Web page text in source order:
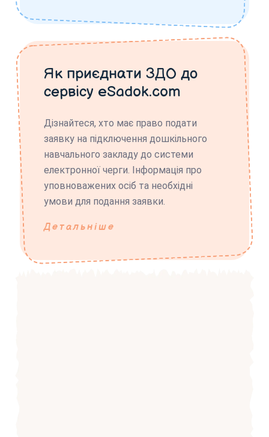
Як приєднати ЗДО до
сервісу eSadok.com
Дізнайтеся, хто має право подати
заявку на підключення дошкільного
навчального закладу до системи
електронної черги. Інформація про
уповноважених осіб та необхідні
умови для подання заявки.
Детальніше